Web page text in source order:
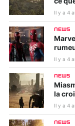
Il y a 4
NEWS
Il y a 4
NEWS
la
Il y a 4
NEWS